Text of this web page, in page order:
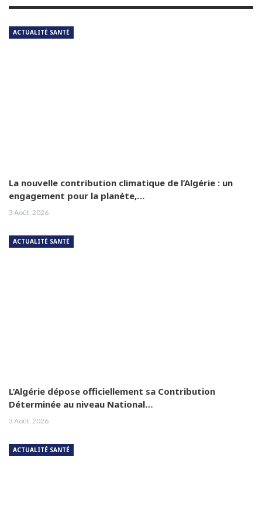
ACTUALITÉ SANTÉ
La nouvelle contribution climatique de l’Algérie : un
engagement pour la planète,…
3 Août, 2026
ACTUALITÉ SANTÉ
L’Algérie dépose officiellement sa Contribution
Déterminée au niveau National…
3 Août, 2026
ACTUALITÉ SANTÉ